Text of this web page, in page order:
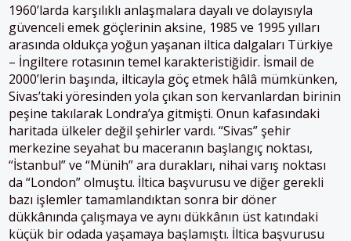
1960’larda karşılıklı anlaşmalara dayalı ve dolayısıyla
güvenceli emek göçlerinin aksine, 1985 ve 1995 yılları
arasında oldukça yoğun yaşanan iltica dalgaları Türkiye
– İngiltere rotasının temel karakteristiğidir. İsmail de
2000’lerin başında, ilticayla göç etmek hâlâ mümkünken,
Sivas’taki yöresinden yola çıkan son kervanlardan birinin
peşine takılarak Londra’ya gitmişti. Onun kafasındaki
haritada ülkeler değil şehirler vardı. “Sivas” şehir
merkezine seyahat bu maceranın başlangıç noktası,
“İstanbul” ve “Münih” ara durakları, nihai varış noktası
da “London” olmuştu. İltica başvurusu ve diğer gerekli
bazı işlemler tamamlandıktan sonra bir döner
dükkânında çalışmaya ve aynı dükkânın üst katındaki
küçük bir odada yaşamaya başlamıştı. İltica başvurusu